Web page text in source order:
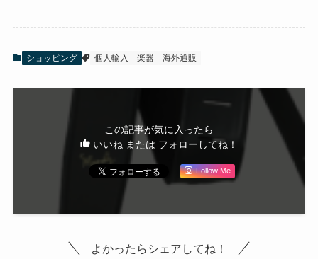
ショッピング 個人輸入 楽器 海外通販
この記事が気に入ったら
いいね または フォローしてね！
Follow Me
よかったらシェアしてね！